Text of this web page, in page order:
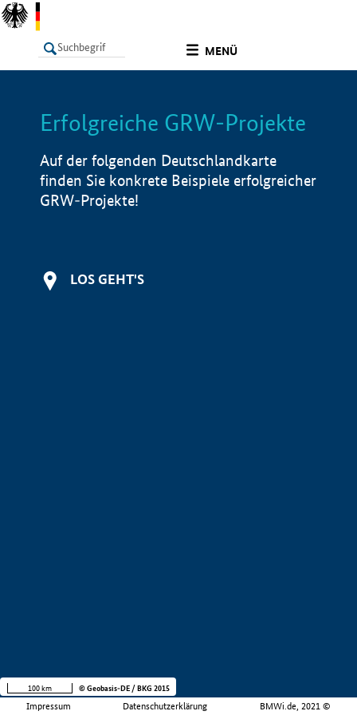
MENÜ
LISTE Info
Erfolgreiche GRW-Projekte
Auf der folgenden Deutschlandkarte
finden Sie konkrete Beispiele erfolgreicher
GRW-Projekte!
LOS GEHT'S
Impressum Datenschutzerklärung BMWi.de, 2021 ©
100 km © Geobasis-DE / BKG 2015